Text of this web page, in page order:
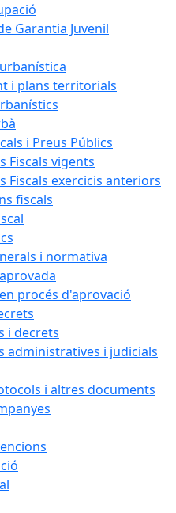
Garantia Juvenil
i plans territorials
i Preus Públics
Fiscals vigents
Fiscals exercicis anteriors
fiscals
i normativa
procés d'aprovació
i decrets
administratives i judicials
i altres documents